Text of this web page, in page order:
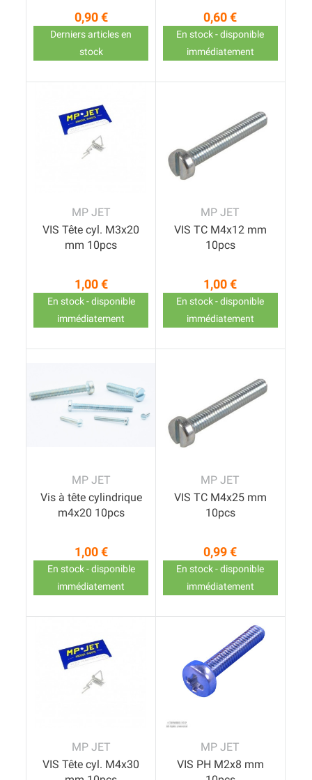
Prix
0,90 €
Derniers articles en
stock
Prix
0,60 €
En stock - disponible
immédiatement
MP JET
VIS Tête cyl. M3x20
mm 10pcs
Prix
1,00 €
En stock - disponible
immédiatement
MP JET
VIS TC M4x12 mm
10pcs
Prix
1,00 €
En stock - disponible
immédiatement
MP JET
Vis à tête cylindrique
m4x20 10pcs
Prix
1,00 €
En stock - disponible
immédiatement
MP JET
VIS TC M4x25 mm
10pcs
Prix
0,99 €
En stock - disponible
immédiatement
MP JET
VIS Tête cyl. M4x30
MP JET
VIS PH M2x8 mm